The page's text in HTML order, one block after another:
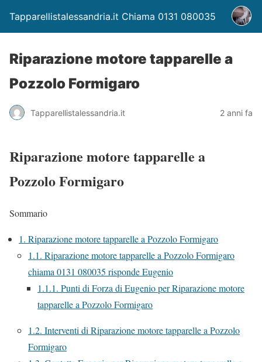
Tapparellistalessandria.it Chiama 0131 080035
Riparazione motore tapparelle a
Pozzolo Formigaro
Tapparellistalessandria.it 2 anni fa
Riparazione motore tapparelle a
Pozzolo Formigaro
Sommario
1. Riparazione motore tapparelle a Pozzolo Formigaro
1.1. Riparazione motore tapparelle a Pozzolo Formigaro
chiama 0131 080035 risponde Eugenio
1.1.1. Punti di Forza di Eugenio per Riparazione motore
tapparelle a Pozzolo Formigaro
1.2. Interventi di Riparazione motore tapparelle a Pozzolo
Formigaro